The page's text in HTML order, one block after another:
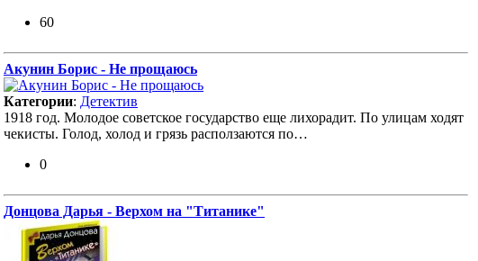
60
Акунин Борис - Не прощаюсь
Категории: Детектив
1918 год. Молодое советское государство еще лихорадит. По улицам ходят
чекисты. Голод, холод и грязь расползаются по…
0
Донцова Дарья - Верхом на "Титанике"